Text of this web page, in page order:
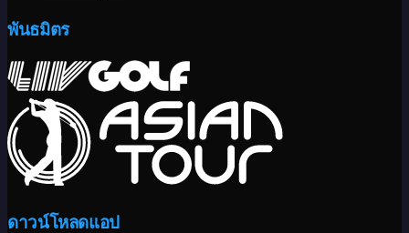
พันธมิตร
ดาวน์โหลดแอป